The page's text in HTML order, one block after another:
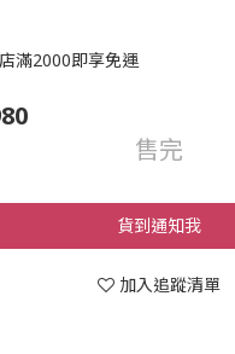
滿2000即享免運
售完
貨到通知我
加入追蹤清單